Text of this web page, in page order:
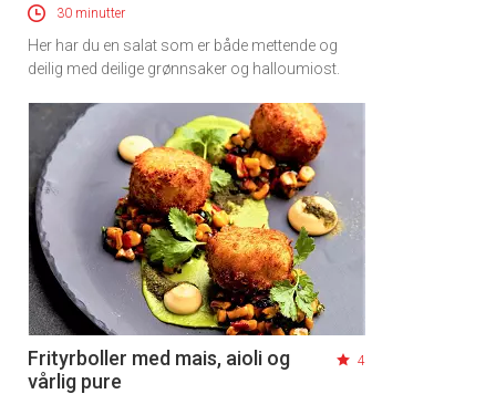
30 minutter
Her har du en salat som er både mettende og
deilig med deilige grønnsaker og halloumiost.
Frityrboller med mais, aioli og
vårlig pure
4